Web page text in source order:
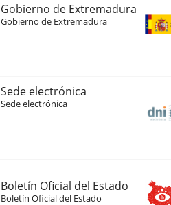
Gobierno de Extremadura
Gobierno de Extremadura
Sede electrónica
Sede electrónica
Boletín Oficial del Estado
Boletín Oficial del Estado